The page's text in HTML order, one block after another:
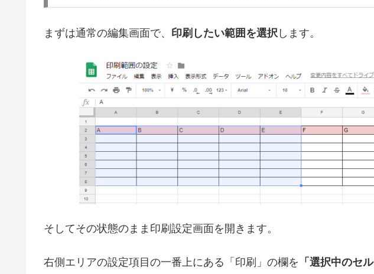
まずは通常の編集画面で、 印刷したい範囲を選択します。
そしてその状態のまま印刷設定画面を開きます。
右側エリアの設定項目の一番上にある「印刷」の欄を 「選択中のセ